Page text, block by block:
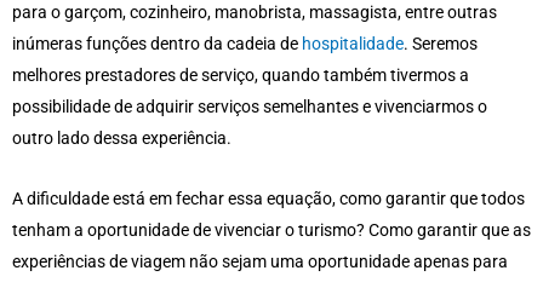
para o garçom, cozinheiro, manobrista, massagista, entre outras
inúmeras funções dentro da cadeia de hospitalidade. Seremos
melhores prestadores de serviço, quando também tivermos a
possibilidade de adquirir serviços semelhantes e vivenciarmos o
outro lado dessa experiência.
A dificuldade está em fechar essa equação, como garantir que todos
tenham a oportunidade de vivenciar o turismo? Como garantir que as
experiências de viagem não sejam uma oportunidade apenas para